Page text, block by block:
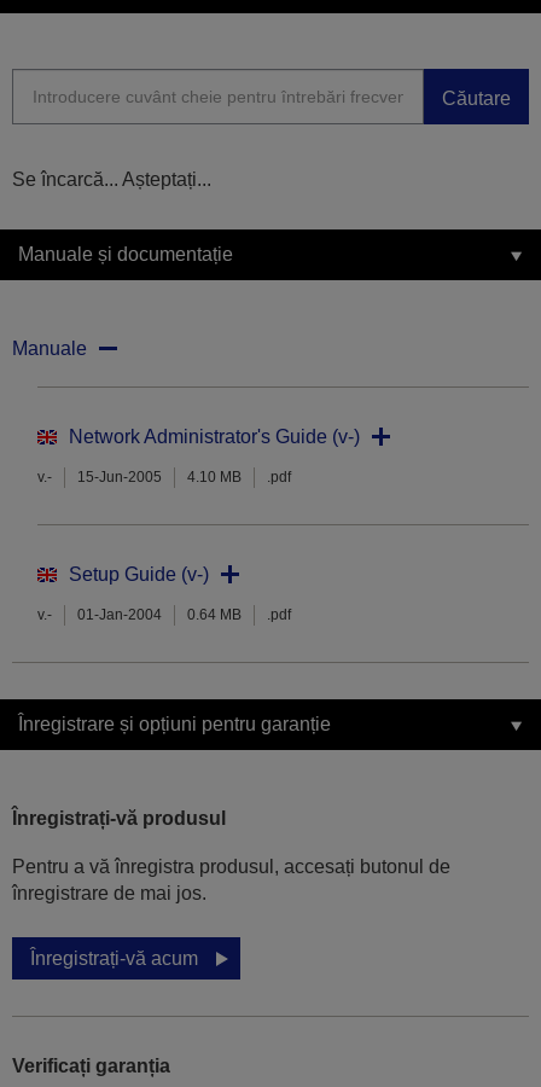
Căutare
Se încarcă... Așteptați...
Manuale și documentație
Manuale
Network Administrator's Guide (v-)
v.- 15-Jun-2005 4.10 MB .pdf
Setup Guide (v-)
v.- 01-Jan-2004 0.64 MB .pdf
Înregistrare și opțiuni pentru garanție
Înregistrați-vă produsul
Pentru a vă înregistra produsul, accesați butonul de
înregistrare de mai jos.
Înregistrați-vă acum
Verificați garanția